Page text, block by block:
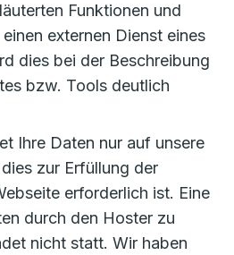
Funktionen und
externen Dienst eines
dies bei der Beschreibung
bzw. Tools deutlich
Ihre Daten nur auf unsere
zur Erfüllung der
erforderlich ist. Eine
durch den Hoster zu
nicht statt. Wir haben